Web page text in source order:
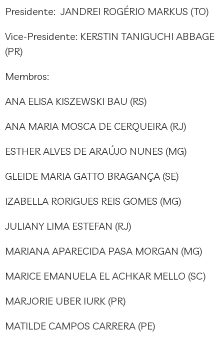
Presidente: JANDREI ROGÉRIO MARKUS (TO)
Vice-Presidente: KERSTIN TANIGUCHI ABBAGE
(PR)
Membros:
ANA ELISA KISZEWSKI BAU (RS)
ANA MARIA MOSCA DE CERQUEIRA (RJ)
ESTHER ALVES DE ARAÚJO NUNES (MG)
GLEIDE MARIA GATTO BRAGANÇA (SE)
IZABELLA RORIGUES REIS GOMES (MG)
JULIANY LIMA ESTEFAN (RJ)
MARIANA APARECIDA PASA MORGAN (MG)
MARICE EMANUELA EL ACHKAR MELLO (SC)
MARJORIE UBER IURK (PR)
MATILDE CAMPOS CARRERA (PE)